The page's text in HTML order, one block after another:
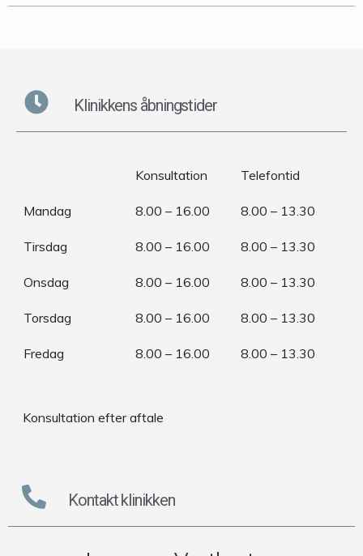
Klinikkens åbningstider
Konsultation Telefontid
Mandag 8.00 – 16.00 8.00 – 13.30
Tirsdag 8.00 – 16.00 8.00 – 13.30
Onsdag 8.00 – 16.00 8.00 – 13.30
Torsdag 8.00 – 16.00 8.00 – 13.30
Fredag 8.00 – 16.00 8.00 – 13.30
Konsultation efter aftale
Kontakt klinikken